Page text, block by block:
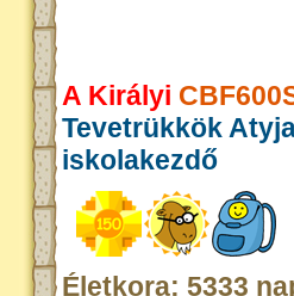
A Királyi
Tevetrükkök
iskolakezdő
Életkora: 5333